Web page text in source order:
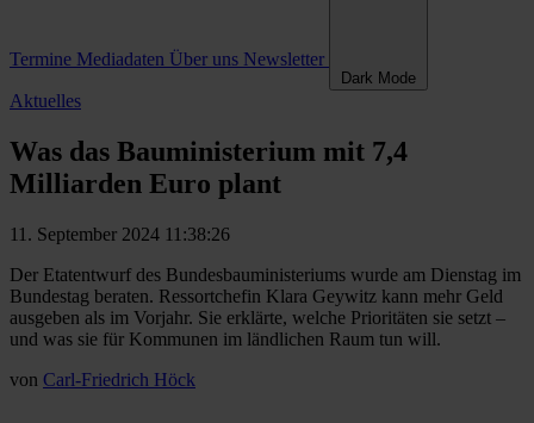
Termine Mediadaten Über uns Newsletter
Dark Mode
Aktuelles
Was das Bauministerium mit 7,4
Milliarden Euro plant
11. September 2024 11:38:26
Der Etatentwurf des Bundesbauministeriums wurde am Dienstag im
Bundestag beraten. Ressortchefin Klara Geywitz kann mehr Geld
ausgeben als im Vorjahr. Sie erklärte, welche Prioritäten sie setzt –
und was sie für Kommunen im ländlichen Raum tun will.
von Carl-Friedrich Höck